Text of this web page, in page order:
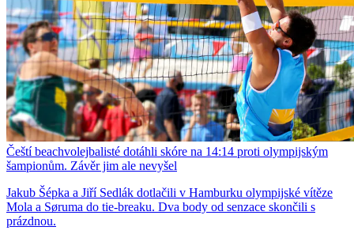
Čeští beachvolejbalisté dotáhli skóre na 14:14 proti olympijským
šampionům. Závěr jim ale nevyšel
Jakub Šépka a Jiří Sedlák dotlačili v Hamburku olympijské vítěze
Mola a Søruma do tie-breaku. Dva body od senzace skončili s
prázdnou.